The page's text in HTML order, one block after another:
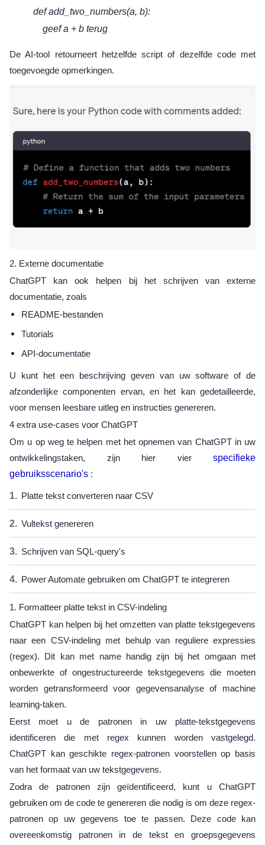
def add_two_numbers(a, b):
geef a + b terug
De AI-tool retourneert hetzelfde script of dezelfde code met
toegevoegde opmerkingen.
2. Externe documentatie
ChatGPT kan ook helpen bij het schrijven van externe
documentatie, zoals
README-bestanden
Tutorials
API-documentatie
U kunt het een beschrijving geven van uw software of de
afzonderlijke componenten ervan, en het kan gedetailleerde,
voor mensen leesbare uitleg en instructies genereren.
4 extra use-cases voor ChatGPT
Om u op weg te helpen met het opnemen van ChatGPT in uw
ontwikkelingstaken, zijn hier vier specifieke
gebruiksscenario's :
Platte tekst converteren naar CSV
Vultekst genereren
Schrijven van SQL-query's
Power Automate gebruiken om ChatGPT te integreren
1. Formatteer platte tekst in CSV-indeling
ChatGPT kan helpen bij het omzetten van platte tekstgegevens
naar een CSV-indeling met behulp van reguliere expressies
(regex). Dit kan met name handig zijn bij het omgaan met
onbewerkte of ongestructureerde tekstgegevens die moeten
worden getransformeerd voor gegevensanalyse of machine
learning-taken.
Eerst moet u de patronen in uw platte-tekstgegevens
identificeren die met regex kunnen worden vastgelegd.
ChatGPT kan geschikte regex-patronen voorstellen op basis
van het formaat van uw tekstgegevens.
Zodra de patronen zijn geïdentificeerd, kunt u ChatGPT
gebruiken om de code te genereren die nodig is om deze regex-
patronen op uw gegevens toe te passen. Deze code kan
overeenkomstig patronen in de tekst en groepsgegevens